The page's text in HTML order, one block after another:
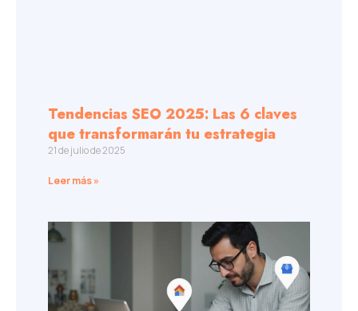
Tendencias SEO 2025: Las 6 claves
que transformarán tu estrategia
21 de julio de 2025
Leer más »